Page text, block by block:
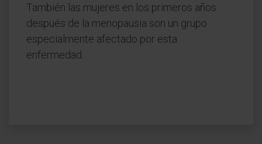
También las mujeres en los primeros años
después de la menopausia son un grupo
especialmente afectado por esta
enfermedad.